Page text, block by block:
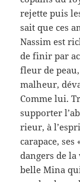
rejette puis
sait que ces
Nassim est
de finir par
fleur de
malheur,
Comme lui.
supporter
rieur, à
carapace, ses
dangers de
belle Mina